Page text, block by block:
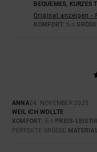
BEQUEMES, KURZES
Original anzeigen -
KOMFORT: 5 /5 GRÖSSE
ANNA24. NOVEMBER 2025
WEIL ICH WOLLTE
KOMFORT: 5/5 PREIS-
PERFEKTE GRÖSSE